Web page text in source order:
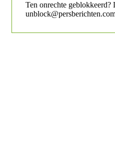
Ten onrechte geblokkeerd?